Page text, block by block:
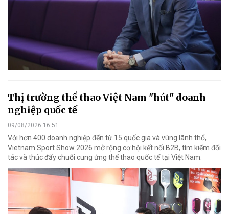
Thị trường thể thao Việt Nam "hút" doanh
nghiệp quốc tế
09/08/2026 16:51
Với hơn 400 doanh nghiệp đến từ 15 quốc gia và vùng lãnh thổ,
Vietnam Sport Show 2026 mở rộng cơ hội kết nối B2B, tìm kiếm đối
tác và thúc đẩy chuỗi cung ứng thể thao quốc tế tại Việt Nam.